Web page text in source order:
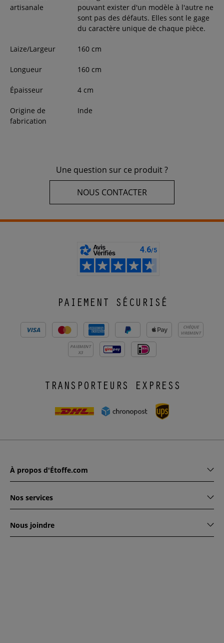
artisanale
pouvant exister d'un modèle à l'autre ne
sont pas des défauts. Elles sont le gage
du caractère unique de chaque pièce.
Laize/Largeur 160cm
Longueur 160cm
Épaisseur 4 cm
Origine de
fabrication
Inde
Une question sur ce produit ?
NOUS CONTACTER
PAIEMENT SÉCURISÉ
CHÈQUE
VIREMENT
PAIEMENT
X3
TRANSPORTEURS EXPRESS
À propos d'Étoffe.com
Nos services
Nous joindre